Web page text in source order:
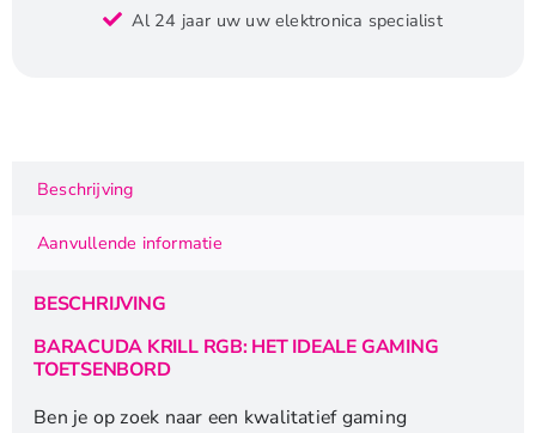
RGB
|
QWERTY
aantal
Al 24 jaar uw uw elektronica specialist
Beschrijving
Aanvullende informatie
BESCHRIJVING
BARACUDA KRILL RGB: HET IDEALE GAMING
TOETSENBORD
Ben je op zoek naar een kwalitatief gaming